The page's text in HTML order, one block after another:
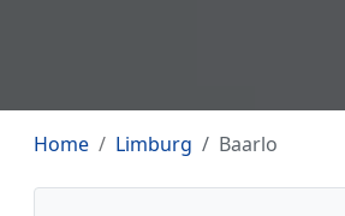
Home Limburg Baarlo